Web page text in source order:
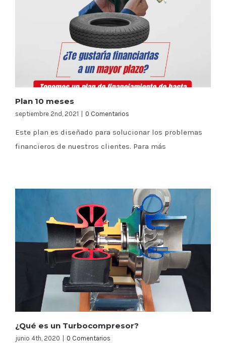
Plan 10 meses
septiembre 2nd, 2021 0 Comentarios
Este plan es diseñado para solucionar los problemas
financieros de nuestros clientes. Para más
¿Qué es un Turbocompresor?
junio 4th, 2020 0 Comentarios